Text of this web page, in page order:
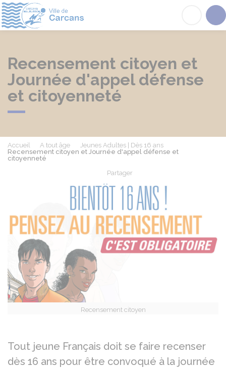
Recensement citoyen et
Journée d'appel défense
et citoyenneté
Accueil A tout âge
Jeunes Adultes | Dès 16 ans
Recensement citoyen et Journée d'appel défense et
citoyenneté
Partager
Recensement citoyen
Tout jeune Français doit se faire recenser
dès 16 ans pour être convoqué à la journée